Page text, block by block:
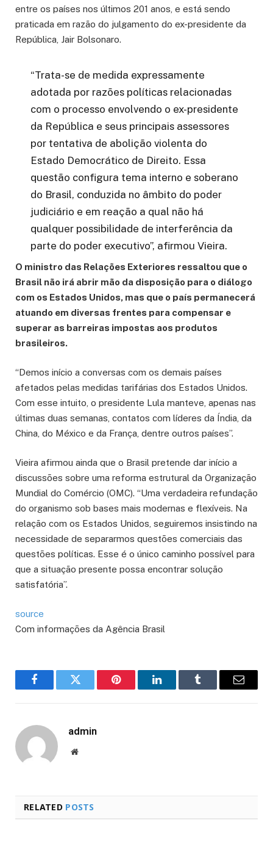
entre os países nos últimos 201 anos, e está sendo
praticada em razão do julgamento do ex-presidente da
República, Jair Bolsonaro.
“Trata-se de medida expressamente
adotada por razões políticas relacionadas
com o processo envolvendo o ex-presidente
da República e seus principais assessores
por tentativa de abolição violenta do
Estado Democrático de Direito. Essa
questão configura tema interno e soberano
do Brasil, conduzida no âmbito do poder
judiciário e em reação a qual não há
qualquer possibilidade de interferência da
parte do poder executivo”, afirmou Vieira.
O ministro das Relações Exteriores ressaltou que o
Brasil não irá abrir mão da disposição para o diálogo
com os Estados Unidos, mas que o país permanecerá
atuando em diversas frentes para compensar e
superar as barreiras impostas aos produtos
brasileiros.
“Demos início a conversas com os demais países
afetados pelas medidas tarifárias dos Estados Unidos.
Com esse intuito, o presidente Lula manteve, apenas nas
últimas duas semanas, contatos com líderes da Índia, da
China, do México e da França, dentre outros países”.
Vieira afirmou ainda que o Brasil pretende dar início a
discussões sobre uma reforma estrutural da Organização
Mundial do Comércio (OMC). “Uma verdadeira refundação
do organismo sob bases mais modernas e flexíveis. Na
relação com os Estados Unidos, seguiremos insistindo na
necessidade de separarmos questões comerciais das
questões políticas. Esse é o único caminho possível para
que a situação presente possa encontrar solução
satisfatória”.
source
Com informações da Agência Brasil
FacebookTwitter Pinterest LinkedInTumblr Email
admin
Website
RELATED POSTS